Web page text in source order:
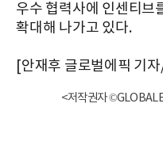
우수 협력사에 인센티브
확대해 나가고 있다.
[안재후 글로벌에픽 기
<저작권자